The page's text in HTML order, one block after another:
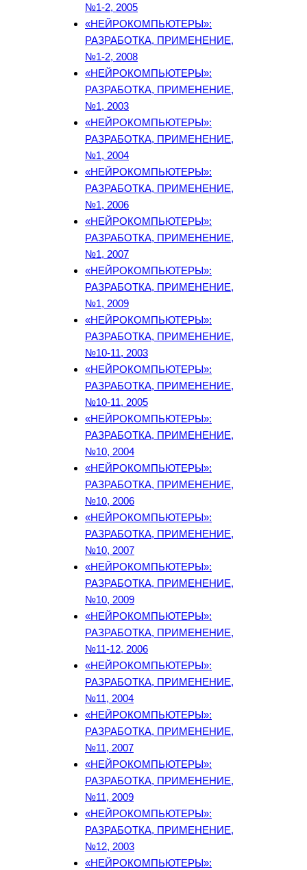
№1-2, 2005
«НЕЙРОКОМПЬЮТЕРЫ»:
РАЗРАБОТКА, ПРИМЕНЕНИЕ,
№1-2, 2008
«НЕЙРОКОМПЬЮТЕРЫ»:
РАЗРАБОТКА, ПРИМЕНЕНИЕ,
№1, 2003
«НЕЙРОКОМПЬЮТЕРЫ»:
РАЗРАБОТКА, ПРИМЕНЕНИЕ,
№1, 2004
«НЕЙРОКОМПЬЮТЕРЫ»:
РАЗРАБОТКА, ПРИМЕНЕНИЕ,
№1, 2006
«НЕЙРОКОМПЬЮТЕРЫ»:
РАЗРАБОТКА, ПРИМЕНЕНИЕ,
№1, 2007
«НЕЙРОКОМПЬЮТЕРЫ»:
РАЗРАБОТКА, ПРИМЕНЕНИЕ,
№1, 2009
«НЕЙРОКОМПЬЮТЕРЫ»:
РАЗРАБОТКА, ПРИМЕНЕНИЕ,
№10-11, 2003
«НЕЙРОКОМПЬЮТЕРЫ»:
РАЗРАБОТКА, ПРИМЕНЕНИЕ,
№10-11, 2005
«НЕЙРОКОМПЬЮТЕРЫ»:
РАЗРАБОТКА, ПРИМЕНЕНИЕ,
№10, 2004
«НЕЙРОКОМПЬЮТЕРЫ»:
РАЗРАБОТКА, ПРИМЕНЕНИЕ,
№10, 2006
«НЕЙРОКОМПЬЮТЕРЫ»:
РАЗРАБОТКА, ПРИМЕНЕНИЕ,
№10, 2007
«НЕЙРОКОМПЬЮТЕРЫ»:
РАЗРАБОТКА, ПРИМЕНЕНИЕ,
№10, 2009
«НЕЙРОКОМПЬЮТЕРЫ»:
РАЗРАБОТКА, ПРИМЕНЕНИЕ,
№11-12, 2006
«НЕЙРОКОМПЬЮТЕРЫ»:
РАЗРАБОТКА, ПРИМЕНЕНИЕ,
№11, 2004
«НЕЙРОКОМПЬЮТЕРЫ»:
РАЗРАБОТКА, ПРИМЕНЕНИЕ,
№11, 2007
«НЕЙРОКОМПЬЮТЕРЫ»:
РАЗРАБОТКА, ПРИМЕНЕНИЕ,
№11, 2009
«НЕЙРОКОМПЬЮТЕРЫ»:
РАЗРАБОТКА, ПРИМЕНЕНИЕ,
№12, 2003
«НЕЙРОКОМПЬЮТЕРЫ»: